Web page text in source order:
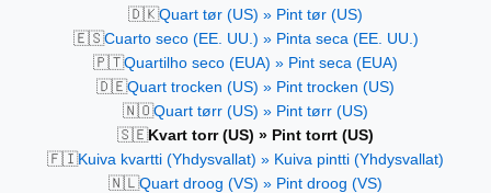
🇩🇰Quart tør (US) » Pint tør (US)
🇪🇸Cuarto seco (EE. UU.) » Pinta seca (EE. UU.)
🇵🇹Quartilho seco (EUA) » Pint seca (EUA)
🇩🇪Quart trocken (US) » Pint trocken (US)
🇳🇴Quart tørr (US) » Pint tørr (US)
🇸🇪Kvart torr (US) » Pint torrt (US)
🇫🇮Kuiva kvartti (Yhdysvallat) » Kuiva pintti (Yhdysvallat)
🇳🇱Quart droog (VS) » Pint droog (VS)